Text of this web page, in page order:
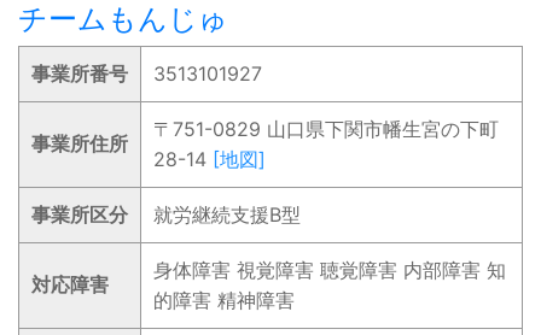
チームもんじゅ
事業所番号 3513101927
事業所住所
〒751-0829 山口県下関市幡生宮の下町
28-14 [地図]
事業所区分 就労継続支援B型
対応障害
身体障害 視覚障害 聴覚障害 内部障害 知
的障害 精神障害